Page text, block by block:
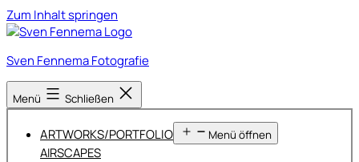
Zum Inhalt springen
Sven Fennema Fotografie
Menü Schließen
ARTWORKS/PORTFOLIO Menü öffnen
AIRSCAPES